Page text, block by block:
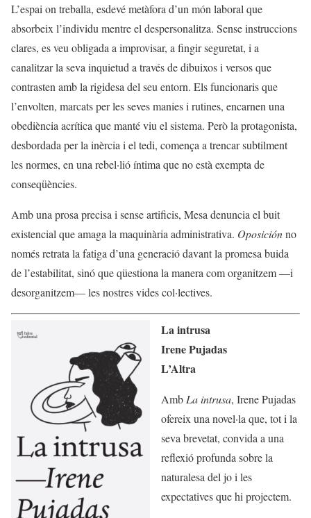
L’espai on treballa, esdevé metàfora d’un món laboral que
absorbeix l’individu mentre el despersonalitza. Sense instruccions
clares, es veu obligada a improvisar, a fingir seguretat, i a
canalitzar la seva inquietud a través de dibuixos i versos que
contrasten amb la rigidesa del seu entorn. Els funcionaris que
l’envolten, marcats per les seves manies i rutines, encarnen una
obediència acrítica que manté viu el sistema. Però la protagonista,
desbordada per la inèrcia i el tedi, comença a trencar subtilment
les normes, en una rebel·lió íntima que no està exempta de
conseqüències.
Amb una prosa precisa i sense artificis, Mesa denuncia el buit
existencial que amaga la maquinària administrativa. Oposiciónno
només retrata la fatiga d’una generació davant la promesa buida
de l’estabilitat, sinó que qüestiona la manera com organitzem —i
desorganitzem— les nostres vides col·lectives.
La intrusa
Irene Pujadas
L’Altra
Amb La intrusa, Irene Pujadas
ofereix una novel·la que, tot i la
seva brevetat, convida a una
reflexió profunda sobre la
naturalesa del jo i les
expectatives que hi projectem.